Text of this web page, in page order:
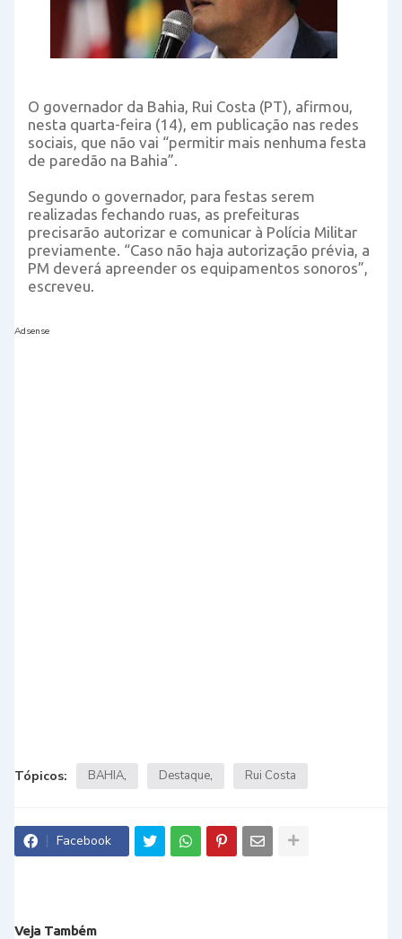
O governador da Bahia, Rui Costa (PT), afirmou,
nesta quarta-feira (14), em publicação nas redes
sociais, que não vai “permitir mais nenhuma festa
de paredão na Bahia”.
Segundo o governador, para festas serem
realizadas fechando ruas, as prefeituras
precisarão autorizar e comunicar à Polícia Militar
previamente. “Caso não haja autorização prévia, a
PM deverá apreender os equipamentos sonoros”,
escreveu.
Adsense
Tópicos: BAHIA Destaque Rui Costa
Facebook
Veja Também